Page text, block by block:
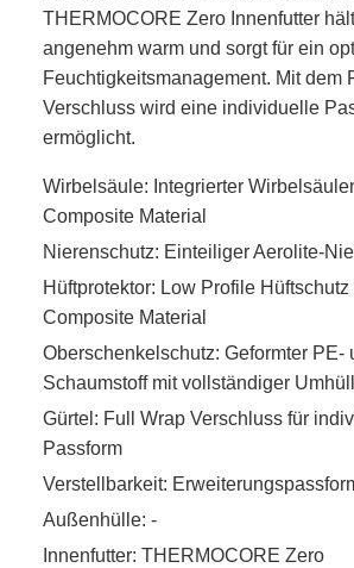
THERMOCORE Zero Innenfutter
angenehm warm und sorgt für ein
Feuchtigkeitsmanagement. Mit dem
Verschluss wird eine individuelle
ermöglicht.
Wirbelsäule: Integrierter
Composite Material
Nierenschutz: Einteiliger Aerolite-
Hüftprotektor: Low Profile
Composite Material
Oberschenkelschutz: Geformter PE-
Schaumstoff mit vollständiger
Gürtel: Full Wrap Verschluss für
Passform
Verstellbarkeit:
Außenhülle: -
Innenfutter: THERMOCORE Zero